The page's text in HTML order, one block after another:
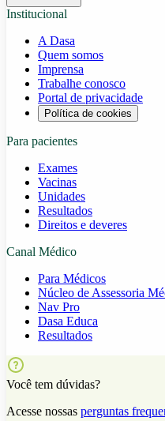
Institucional
A Dasa
Quem somos
Imprensa
Trabalhe conosco
Portal de privacidade
Política de cookies
Para pacientes
Exames
Vacinas
Unidades
Resultados
Direitos e deveres
Canal Médico
Para Médicos
Núcleo de Assessoria
Nav Pro
Dasa Educa
Resultados
Você tem dúvidas?
Acesse nossas perguntas